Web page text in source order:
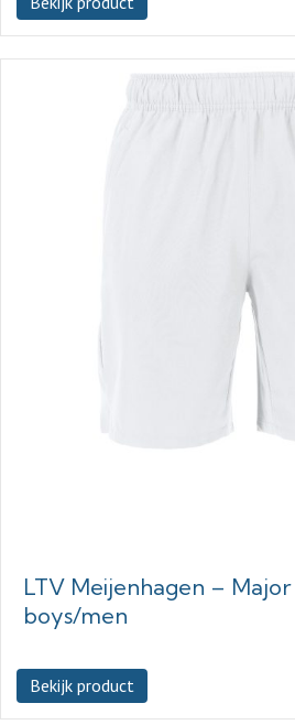
LTV Meijenhagen –
boys/men
Bekijk product